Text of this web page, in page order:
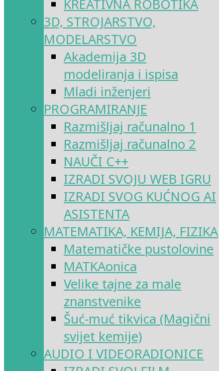
KREATIVNA ROBOTIKA
3D, STROJARSTVO,
MODELARSTVO
Akademija 3D
modeliranja i ispisa
Mladi inženjeri
PROGRAMIRANJE
Razmišljaj računalno 1
Razmišljaj računalno 2
NAUČI C++
IZRADI SVOJU WEB IGRU
IZRADI SVOG KUĆNOG AI
ASISTENTA
MATEMATIKA, KEMIJA, FIZIKA
Matematičke pustolovine
MATKAonica
Velike tajne za male
znanstvenike
Šuć-muć tikvica (Magični
svijet kemije)
AUDIO I VIDEORADIONICE